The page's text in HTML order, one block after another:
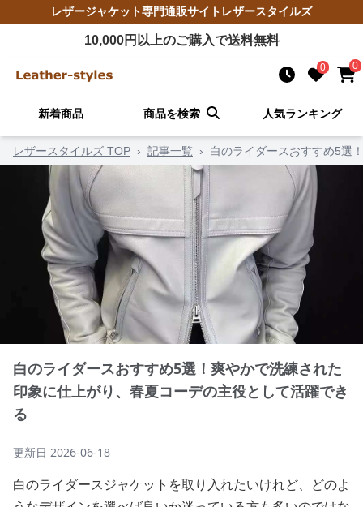
レザージャケット専門通販サイト レザースタイルズ
10,000円以上のご購入で送料無料
0 0
新着商品 商品を検索 人気ランキング
レザースタイルズ TOP › 記事一覧 › 白のライダースおすすめ5選
白のライダースおすすめ5選！爽やかで洗練された
印象に仕上がり、春夏コーデの主役として活躍でき
る
更新日 2026-06-18
白のライダースジャケットを取り入れたいけれど、どのよ